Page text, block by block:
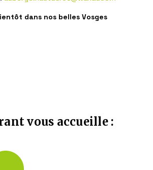
dans nos belles Vosges
vous accueille :